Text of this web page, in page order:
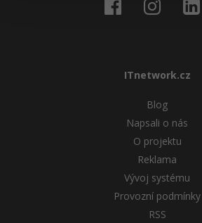
ITnetwork.cz
Blog
Napsali o nás
O projektu
Reklama
Vývoj systému
Provozní podmínky
RSS